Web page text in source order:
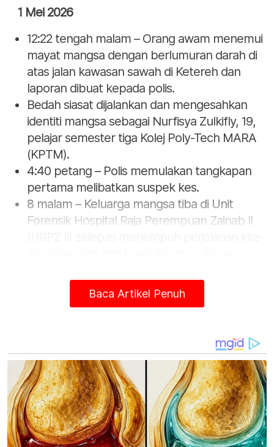
1 Mei 2026
12:22 tengah malam – Orang awam menemui
mayat mangsa dengan berlumuran darah di
atas jalan kawasan sawah di Ketereh dan
laporan dibuat kepada polis.
Bedah siasat dijalankan dan mengesahkan
identiti mangsa sebagai Nurfisya Zulkifly, 19,
pelajar semester tiga Kolej Poly-Tech MARA
(KPTM).
4:40 petang – Polis memulakan tangkapan
pertama melibatkan suspek kes.
8 malam – Keluarga mangsa tiba di Unit
Forensik Hospital Raja Perempuan Zainab II
berjaya ditahan, terdiri daripada dua remaja
lelaki (termasuk suspek utama),
pasangan warga emas berusia 60 dan 66
tahun.
8.40 pagi – Kesemua suspek dibawa ke
Mahkamah Majistret Kota Bharu dan dua
remaja berkenaan direman selama tujuh hari
Baca Artikel Penuh